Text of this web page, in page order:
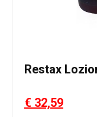
Restax
€ 32,59